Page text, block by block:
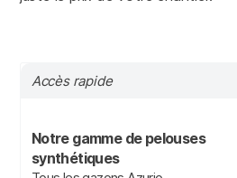
Accès rapide
Notre gamme de pelouses
synthétiques